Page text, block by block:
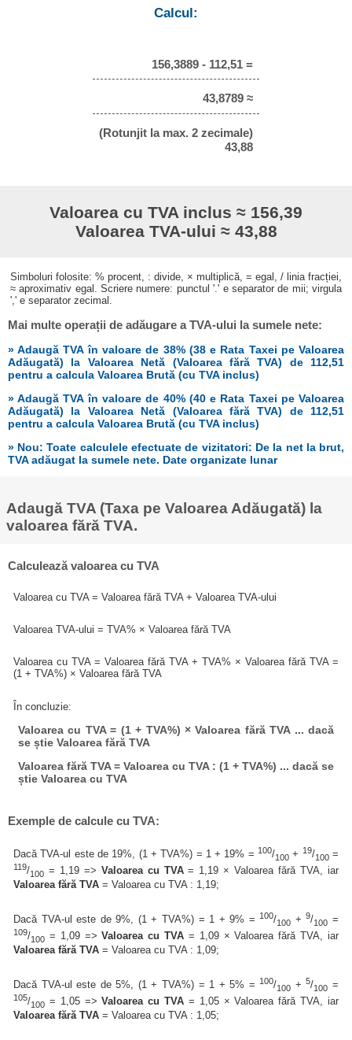
Calcul:
156,3889 - 112,51 =
43,8789 ≈
(Rotunjit la max. 2 zecimale)
43,88
Valoarea cu TVA inclus ≈ 156,39
Valoarea TVA-ului ≈ 43,88
Simboluri folosite: % procent, : divide, × multiplică, = egal, / linia fracției,
≈ aproximativ egal. Scriere numere: punctul '.' e separator de mii; virgula
',' e separator zecimal.
Mai multe operații de adăugare a TVA-ului la sumele nete:
» Adaugă TVA în valoare de 38% (38 e Rata Taxei pe Valoarea
Adăugată) la Valoarea Netă (Valoarea fără TVA) de 112,51
pentru a calcula Valoarea Brută (cu TVA inclus)
» Adaugă TVA în valoare de 40% (40 e Rata Taxei pe Valoarea
Adăugată) la Valoarea Netă (Valoarea fără TVA) de 112,51
pentru a calcula Valoarea Brută (cu TVA inclus)
» Nou: Toate calculele efectuate de vizitatori: De la net la brut,
TVA adăugat la sumele nete. Date organizate lunar
Adaugă TVA (Taxa pe Valoarea Adăugată) la
valoarea fără TVA.
Calculează valoarea cu TVA
Valoarea cu TVA = Valoarea fără TVA + Valoarea TVA-ului
Valoarea TVA-ului = TVA% × Valoarea fără TVA
Valoarea cu TVA = Valoarea fără TVA + TVA% × Valoarea fără TVA =
(1 + TVA%) × Valoarea fără TVA
În concluzie:
Valoarea cu TVA = (1 + TVA%) × Valoarea fără TVA ... dacă
se știe Valoarea fără TVA
Valoarea fără TVA = Valoarea cu TVA : (1 + TVA%) ... dacă se
știe Valoarea cu TVA
Exemple de calcule cu TVA:
Dacă TVA-ul este de 19%, (1 + TVA%) = 1 + 19% = 100/100+ 19/100=
119/100 = 1,19 => Valoarea cu TVA= 1,19 × Valoarea fără TVA, iar
Valoarea fără TVA = Valoarea cu TVA : 1,19;
Dacă TVA-ul este de 9%, (1 + TVA%) = 1 + 9% =100/100 +9/100 =
109/100 = 1,09 =>Valoarea cu TVA = 1,09 × Valoarea fără TVA, iar
Valoarea fără TVA = Valoarea cu TVA : 1,09;
Dacă TVA-ul este de 5%, (1 + TVA%) = 1 + 5% =100/100 +5/100 =
105/100 = 1,05 =>Valoarea cu TVA = 1,05 × Valoarea fără TVA, iar
Valoarea fără TVA = Valoarea cu TVA : 1,05;